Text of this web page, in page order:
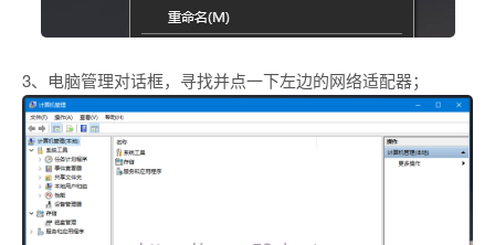
3、电脑管理对话框，寻找并点一下左边的网络适配器；